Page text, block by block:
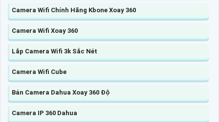
Camera Wifi Chính Hãng Kbone Xoay 360
Camera Wifi Xoay 360
Lắp Camera Wifi 3k Sắc Nét
Camera Wifi Cube
Bán Camera Dahua Xoay 360 Độ
Camera IP 360 Dahua